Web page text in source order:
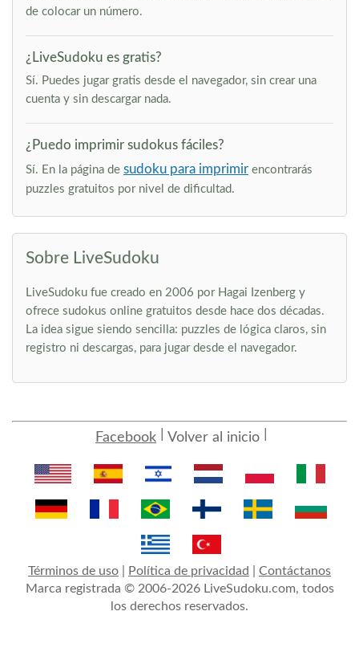
de colocar un número.
¿LiveSudoku es gratis?
Sí. Puedes jugar gratis desde el navegador, sin crear una
cuenta y sin descargar nada.
¿Puedo imprimir sudokus fáciles?
Sí. En la página de sudoku para imprimir encontrarás
puzzles gratuitos por nivel de dificultad.
Sobre LiveSudoku
LiveSudoku fue creado en 2006 por Hagai Izenberg y
ofrece sudokus online gratuitos desde hace dos décadas.
La idea sigue siendo sencilla: puzzles de lógica claros, sin
registro ni descargas, para jugar desde el navegador.
Facebook Volver al inicio
Términos de uso Política de privacidad
Contáctanos
Marca registrada © 2006-2026 LiveSudoku.com, todos
los derechos reservados.